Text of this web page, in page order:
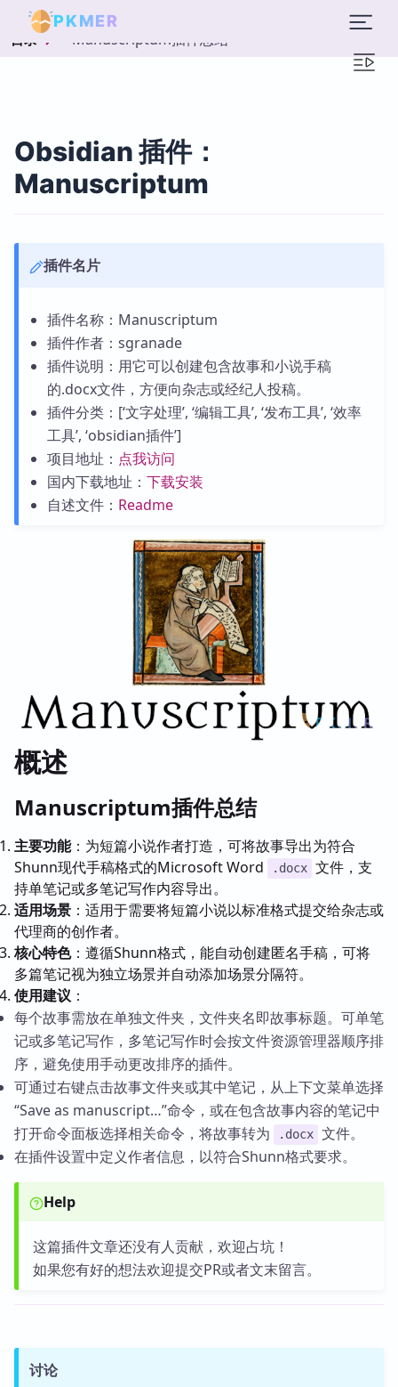
PKMER
目录 Manuscriptum插件总结
Obsidian 插件：
Manuscriptum
插件名片
插件名称：Manuscriptum
插件作者：sgranade
插件说明：用它可以创建包含故事和小说手稿
的.docx文件，方便向杂志或经纪人投稿。
插件分类：[‘文字处理’, ‘编辑工具’, ‘发布工具’, ‘效率
工具’, ‘obsidian插件’]
项目地址： 点我访问
国内下载地址： 下载安装
自述文件： Readme
概述
Manuscriptum插件总结
主要功能：为短篇小说作者打造，可将故事导出为符合
Shunn现代手稿格式的Microsoft Word
.docx 文件，支
持单笔记或多笔记写作内容导出。
适用场景 ：适用于需要将短篇小说以标准格式提交给杂志或
代理商的创作者。
核心特色：遵循Shunn格式，能自动创建匿名手稿，可将
多篇笔记视为独立场景并自动添加场景分隔符。
使用建议 ：
每个故事需放在单独文件夹，文件夹名即故事标题。可单笔
记或多笔记写作，多笔记写作时会按文件资源管理器顺序排
序，避免使用手动更改排序的插件。
可通过右键点击故事文件夹或其中笔记，从上下文菜单选择
“Save as manuscript…”命令，或在包含故事内容的笔记中
打开命令面板选择相关命令，将故事转为
.docx 文件。
在插件设置中定义作者信息，以符合Shunn格式要求。
Help
这篇插件文章还没有人贡献，欢迎占坑！
如果您有好的想法欢迎提交PR或者文末留言。
讨论